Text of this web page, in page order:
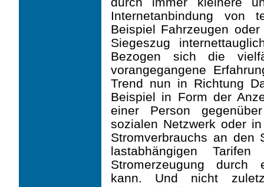
Internetanbindung von
Beispiel Fahrzeugen
Siegeszug
Bezogen sich die
vorangegangene
Trend nun in Richtung
Beispiel in Form der
einer Person
sozialen Netzwerk oder
Stromverbrauchs an den
lastabhängigen
Stromerzeugung durch
kann. Und nicht